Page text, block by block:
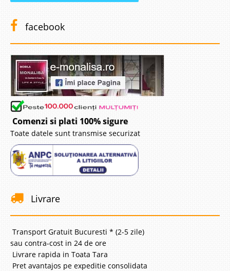
facebook
Comenzi si plati 100% sigure
Toate datele sunt transmise securizat
Livrare
Transport Gratuit Bucuresti * (2-5 zile)
sau contra-cost in 24 de ore
Livrare rapida in Toata Tara
Pret avantajos pe expeditie consolidata